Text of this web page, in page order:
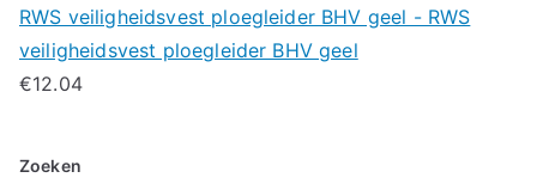
RWS veiligheidsvest ploegleider BHV geel - RWS
veiligheidsvest ploegleider BHV geel
€12.04
Zoeken